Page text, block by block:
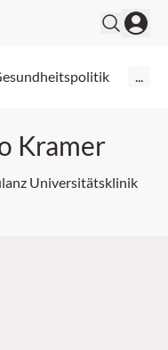
...
Kramer
Universitätsklinik